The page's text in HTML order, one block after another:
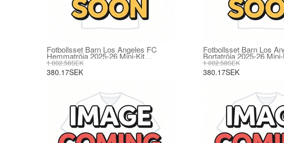
Fotbollsset Barn Los Angeles FC
Hemmatröja 2025-26 Mini-Kit
Kortärmad (+ korta byxor)
1 002.58SEK
380.17SEK
Fotbollsset Barn Los
Bortatröja 2025-26
(+ korta byxor)
1 002.58SEK
380.17SEK